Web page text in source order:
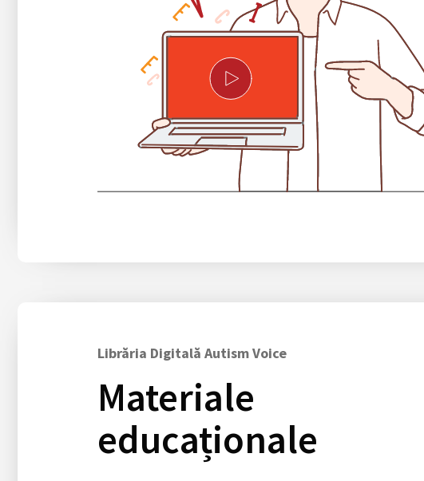
Librăria Digitală Autism Voice
Materiale
educaționale